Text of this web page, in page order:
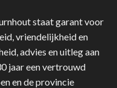
staat garant voor
vriendelijkheid en
advies en uitleg aan
jaar een vertrouwd
en de provincie